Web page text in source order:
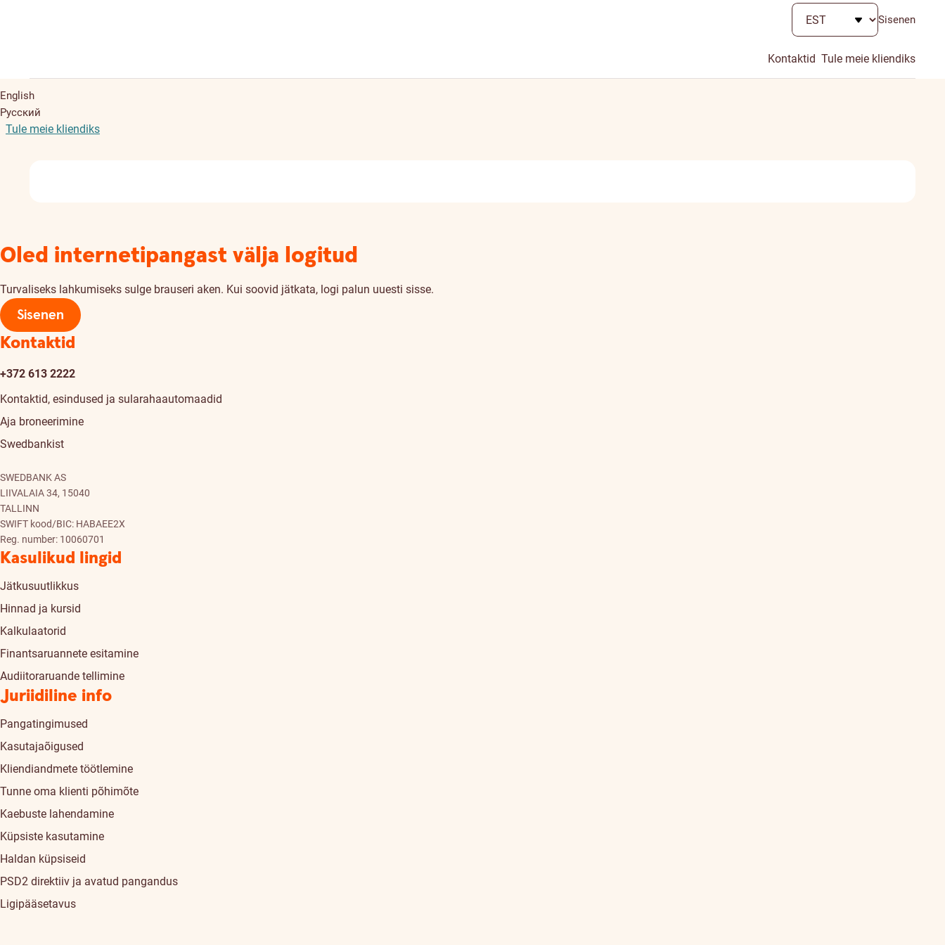
Sisenen
Kontaktid Tule meie kliendiks
English
Русский
Tule meie kliendiks
Oled internetipangast välja logitud
Turvaliseks lahkumiseks sulge brauseri aken. Kui soovid jätkata, logi palun uuesti sisse.
Sisenen
Kontaktid
+372 613 2222
Kontaktid, esindused ja sularahaautomaadid
Aja broneerimine
Swedbankist
SWEDBANK AS
LIIVALAIA 34, 15040
TALLINN
SWIFT kood/BIC: HABAEE2X
Reg. number: 10060701
Kasulikud lingid
Jätkusuutlikkus
Hinnad ja kursid
Kalkulaatorid
Finantsaruannete esitamine
Audiitoraruande tellimine
Juriidiline info
Pangatingimused
Kasutajaõigused
Kliendiandmete töötlemine
Tunne oma klienti põhimõte
Kaebuste lahendamine
Küpsiste kasutamine
Haldan küpsiseid
PSD2 direktiiv ja avatud pangandus
Ligipääsetavus